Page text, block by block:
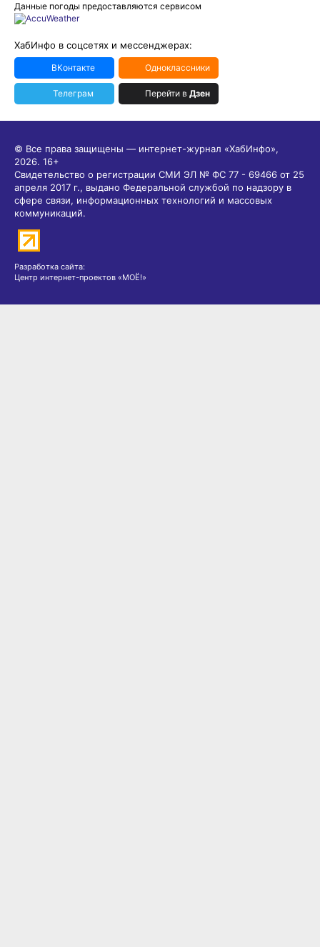
Данные погоды предоставляются сервисом
ХабИнфо в соцсетях и мессенджерах:
ВКонтакте Одноклассники
Телеграм Перейти в Дзен
© Все права защищены — интернет-журнал «ХабИнфо»,
2026. 16+
Свидетельство о регистрации СМИ ЭЛ № ФС 77 - 69466 от 25
апреля 2017 г., выдано Федеральной службой по надзору в
сфере связи, информационных технологий и массовых
коммуникаций.
Разработка сайта:
Центр интернет-проектов «МОЁ!»